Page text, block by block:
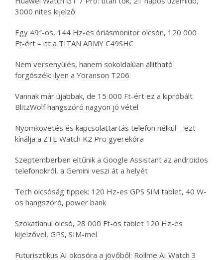
3000 nites kijelző
Egy 49″-os, 144 Hz-es óriásmonitor olcsón, 120 000
Ft-ért – itt a TITAN ARMY C49SHC
Nem versenyülés, hanem sokoldalúan állítható
forgószék: ilyen a Yoranson T206
Vannak már újabbak, de 15 000 Ft-ért ez a kipróbált
BlitzWolf hangszóró nagyon jó vétel
Nyomkövetés és kapcsolattartás telefon nélkül – ezt
kínálja a ZTE Watch K2 Pro gyerekóra
Szeptemberben eltűnik a Google Assistant az androidos
telefonokról, a Gemini veszi át a helyét
Tech olcsóság tippek: 120 Hz-es GPS SIM tablet, 40 W-
os hangszóró, power bank
Szokatlanul olcsó, 28 000 Ft-os tablet 120 Hz-es
kijelzővel, GPS, SIM-mel
Futurisztikus AI okosóra a jövőből: Rollme AI Watch 3